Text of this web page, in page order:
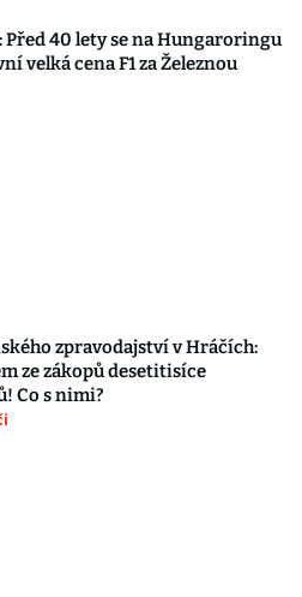
Před 40 lety se na Hungaroringu
velká cena F1 za Železnou
zpravodajství v Hráčích:
ze zákopů desetitisíce
Co s nimi?